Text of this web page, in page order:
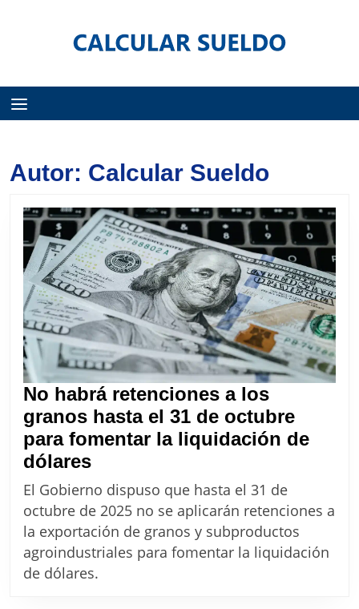
Autor: Calcular Sueldo
No habrá retenciones a los
granos hasta el 31 de octubre
para fomentar la liquidación de
dólaresNo
habrá
retenciones
a
los
granos
El Gobierno dispuso que hasta el 31 de
octubre de 2025 no se aplicarán retenciones a
la exportación de granos y subproductos
agroindustriales para fomentar la liquidación
de dólares.